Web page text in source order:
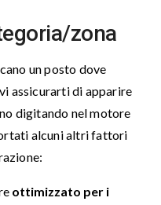
zona
un posto dove
assicurarti di apparire
digitando nel motore
alcuni altri fattori
ottimizzato per i